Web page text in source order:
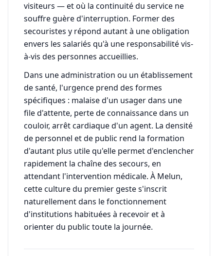
visiteurs — et où la continuité du service ne
souffre guère d'interruption. Former des
secouristes y répond autant à une obligation
envers les salariés qu'à une responsabilité vis-
à-vis des personnes accueillies.
Dans une administration ou un établissement
de santé, l'urgence prend des formes
spécifiques : malaise d'un usager dans une
file d'attente, perte de connaissance dans un
couloir, arrêt cardiaque d'un agent. La densité
de personnel et de public rend la formation
d'autant plus utile qu'elle permet d'enclencher
rapidement la chaîne des secours, en
attendant l'intervention médicale. À Melun,
cette culture du premier geste s'inscrit
naturellement dans le fonctionnement
d'institutions habituées à recevoir et à
orienter du public toute la journée.